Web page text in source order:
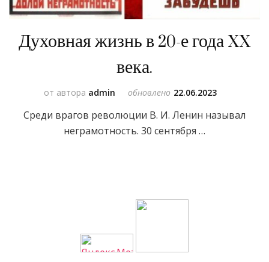
Духовная жизнь в 20-е года XX
века.
от автора admin обновлено 22.06.2023
Среди врагов революции В. И. Ленин называл
неграмотность. 30 сентября …